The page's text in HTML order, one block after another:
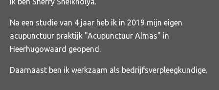
Na een studie van 4 jaar heb ik in 2019 mijn eigen
acupunctuur praktijk "Acupunctuur Almas" in
Heerhugowaard geopend.
Daarnaast ben ik werkzaam als bedrijfsverpleegkundige.